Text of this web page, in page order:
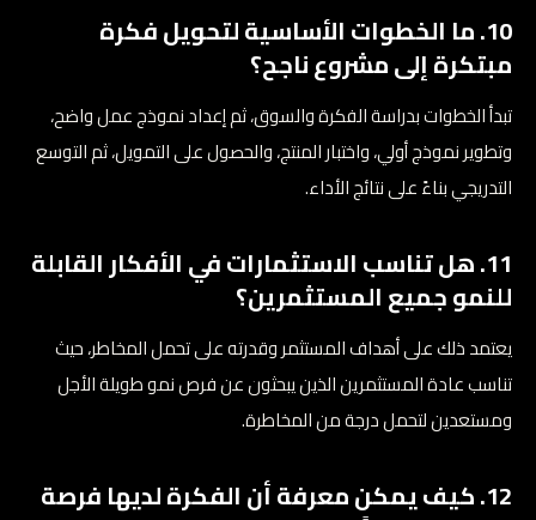
10. ما الخطوات الأساسية لتحويل فكرة
مبتكرة إلى مشروع ناجح؟
تبدأ الخطوات بدراسة الفكرة والسوق، ثم إعداد نموذج عمل واضح،
وتطوير نموذج أولي، واختبار المنتج، والحصول على التمويل، ثم التوسع
التدريجي بناءً على نتائج الأداء.
11. هل تناسب الاستثمارات في الأفكار القابلة
للنمو جميع المستثمرين؟
يعتمد ذلك على أهداف المستثمر وقدرته على تحمل المخاطر، حيث
تناسب عادة المستثمرين الذين يبحثون عن فرص نمو طويلة الأجل
ومستعدين لتحمل درجة من المخاطرة.
12. كيف يمكن معرفة أن الفكرة لديها فرصة